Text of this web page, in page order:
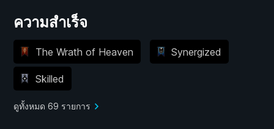
ความสำเร็จ
The Wrath of Heaven Synergized
Skilled
ดูทั้งหมด 69 รายการ